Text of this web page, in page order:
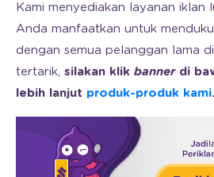
Kami menyediakan layanan iklan
Anda manfaatkan untuk
dengan semua pelanggan lama
tertarik, silakan klik bannerdi
lebih lanjut produk-produk kami.